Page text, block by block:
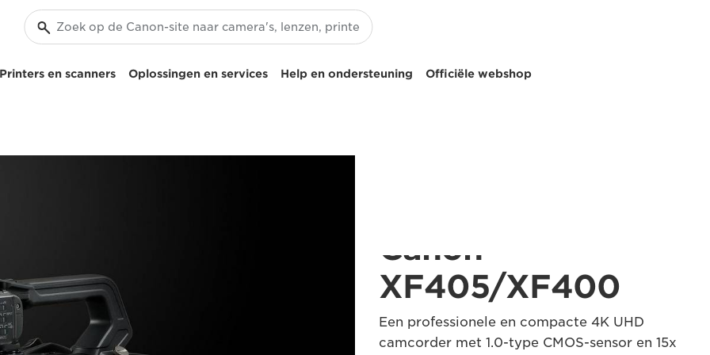
Printers en scanners Oplossingen en services Help en ondersteuning Officiële webshop
Canon
XF405/XF400
Een professionele en compacte 4K UHD
camcorder met 1.0-type CMOS-sensor en 15x